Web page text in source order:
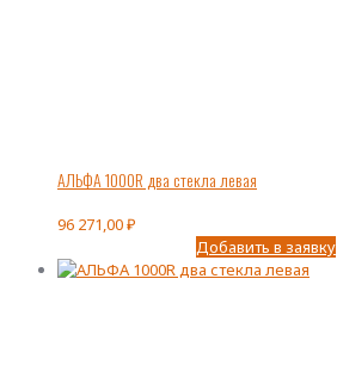
АЛЬФА 1000R два стекла левая
96 271,00₽
Добавить в заявку